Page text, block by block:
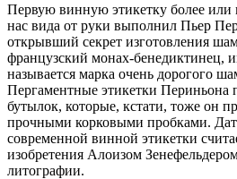
Первую винную этикетку более или
нас вида от руки выполнил Пьер
открывший секрет изготовления
французский монах-бенедиктинец,
называется марка очень дорогого
Пергаментные этикетки Периньона
бутылок, которые, кстати, тоже он
прочными корковыми пробками.
современной винной этикетки
изобретения Алоизом
литографии.